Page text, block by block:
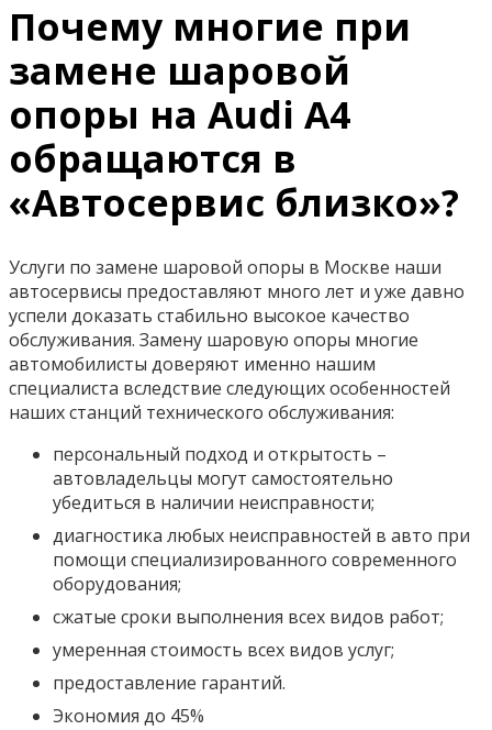
Почему многие при
замене шаровой
опоры на Audi A4
обращаются в
«Автосервис близко»?
Услуги по замене шаровой опоры в Москве наши
автосервисы предоставляют много лет и уже давно
успели доказать стабильно высокое качество
обслуживания. Замену шаровую опоры многие
автомобилисты доверяют именно нашим
специалиста вследствие следующих особенностей
наших станций технического обслуживания:
персональный подход и открытость –
автовладельцы могут самостоятельно
убедиться в наличии неисправности;
диагностика любых неисправностей в авто при
помощи специализированного современного
оборудования;
сжатые сроки выполнения всех видов работ;
умеренная стоимость всех видов услуг;
предоставление гарантий.
Экономия до 45%